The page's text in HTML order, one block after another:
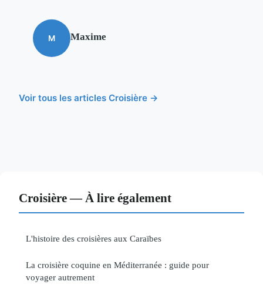
M Maxime
Voir tous les articles Croisière →
Croisière — À lire également
L'histoire des croisières aux Caraïbes
La croisière coquine en Méditerranée : guide pour
voyager autrement